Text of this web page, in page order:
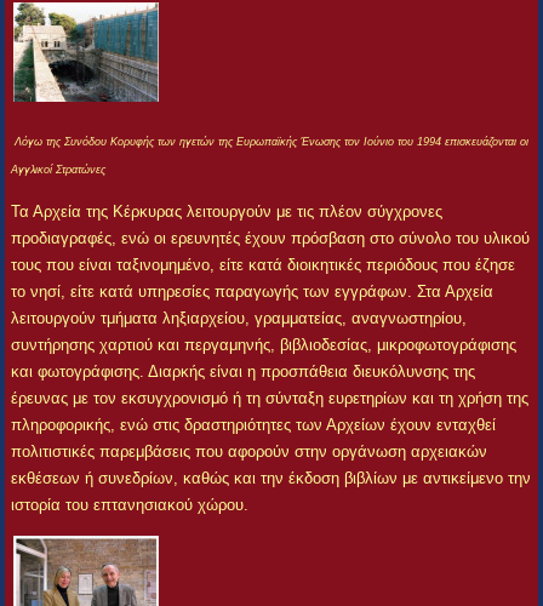
Λόγω της Συνόδου Κορυφής των ηγετών της Ευρωπαϊκής Ένωσης τον Ιούνιο του 1994 επισκευάζονται οι
Αγγλικοί Στρατώνες
Τα Αρχεία της Κέρκυρας λειτουργούν με τις πλέον σύγχρονες
προδιαγραφές, ενώ οι ερευνητές έχουν πρόσβαση στο σύνολο του υλικού
τους που είναι ταξινομημένο, είτε κατά διοικητικές περιόδους που έζησε
το νησί, είτε κατά υπηρεσίες παραγωγής των εγγράφων. Στα Αρχεία
λειτουργούν τμήματα ληξιαρχείου, γραμματείας, αναγνωστηρίου,
συντήρησης χαρτιού και περγαμηνής, βιβλιοδεσίας, μικροφωτογράφισης
και φωτογράφισης. Διαρκής είναι η προσπάθεια διευκόλυνσης της
έρευνας με τον εκσυγχρονισμό ή τη σύνταξη ευρετηρίων και τη χρήση της
πληροφορικής, ενώ στις δραστηριότητες των Αρχείων έχουν ενταχθεί
πολιτιστικές παρεμβάσεις που αφορούν στην οργάνωση αρχειακών
εκθέσεων ή συνεδρίων, καθώς και την έκδοση βιβλίων με αντικείμενο την
ιστορία του επτανησιακού χώρου.